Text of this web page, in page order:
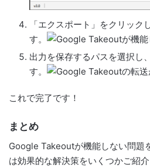
「エクスポート」をクリック
す。
出力を保存するパスを選択し
す。
これで完了です！
まとめ
Google Takeoutが機能しない問題
は効果的な解決策をいくつかご紹